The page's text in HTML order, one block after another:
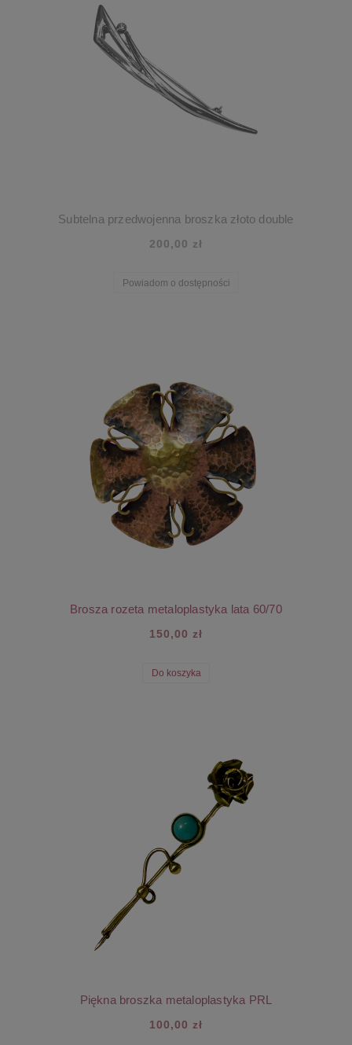
Subtelna przedwojenna broszka złoto double
200,00 zł
Powiadom o dostępności
Brosza rozeta metaloplastyka lata 60/70
150,00 zł
Do koszyka
Piękna broszka metaloplastyka PRL
100,00 zł